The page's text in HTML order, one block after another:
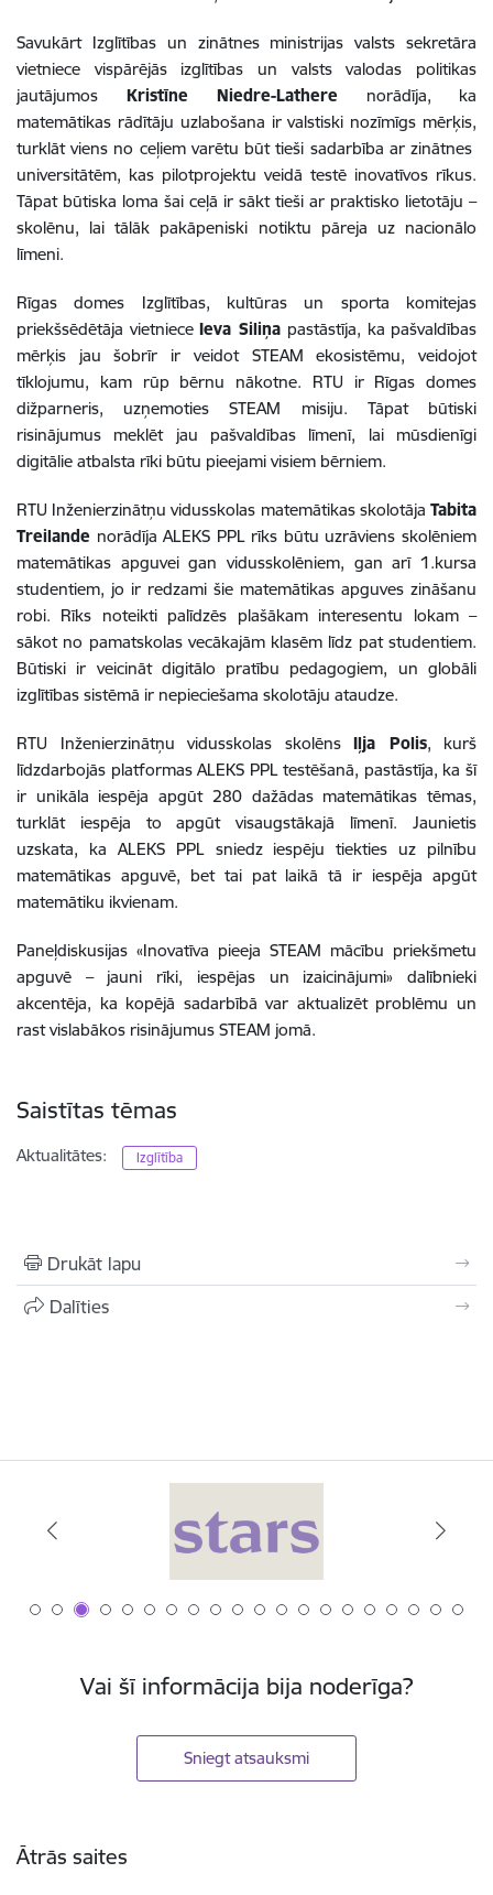
Savukārt Izglītības un zinātnes ministrijas valsts sekretāra
vietniece vispārējās izglītības un valsts valodas politikas
jautājumos Kristīne Niedre-Lathere norādīja, ka
matemātikas rādītāju uzlabošana ir valstiski nozīmīgs mērķis,
turklāt viens no ceļiem varētu būt tieši sadarbība ar zinātnes
universitātēm, kas pilotprojektu veidā testē inovatīvos rīkus.
Tāpat būtiska loma šai ceļā ir sākt tieši ar praktisko lietotāju –
skolēnu, lai tālāk pakāpeniski notiktu pāreja uz nacionālo
līmeni.
Rīgas domes Izglītības, kultūras un sporta komitejas
priekšsēdētāja vietniece Ieva Siliņa pastāstīja, ka pašvaldības
mērķis jau šobrīr ir veidot STEAM ekosistēmu, veidojot
tīklojumu, kam rūp bērnu nākotne. RTU ir Rīgas domes
dižparneris, uzņemoties STEAM misiju. Tāpat būtiski
risinājumus meklēt jau pašvaldības līmenī, lai mūsdienīgi
digitālie atbalsta rīki būtu pieejami visiem bērniem.
RTU Inženierzinātņu vidusskolas matemātikas skolotāja Tabita
Treilande norādīja ALEKS PPL rīks būtu uzrāviens skolēniem
matemātikas apguvei gan vidusskolēniem, gan arī 1.kursa
studentiem, jo ir redzami šie matemātikas apguves zināšanu
robi. Rīks noteikti palīdzēs plašākam interesentu lokam –
sākot no pamatskolas vecākajām klasēm līdz pat studentiem.
Būtiski ir veicināt digitālo pratību pedagogiem, un globāli
izglītības sistēmā ir nepieciešama skolotāju ataudze.
RTU Inženierzinātņu vidusskolas skolēns Iļja Polis, kurš
līdzdarbojās platformas ALEKS PPL testēšanā, pastāstīja, ka šī
ir unikāla iespēja apgūt 280 dažādas matemātikas tēmas,
turklāt iespēja to apgūt visaugstākajā līmenī. Jaunietis
uzskata, ka ALEKS PPL sniedz iespēju tiekties uz pilnību
matemātikas apguvē, bet tai pat laikā tā ir iespēja apgūt
matemātiku ikvienam.
Paneļdiskusijas «Inovatīva pieeja STEAM mācību priekšmetu
apguvē – jauni rīki, iespējas un izaicinājumi» dalībnieki
akcentēja, ka kopējā sadarbībā var aktualizēt problēmu un
rast vislabākos risinājumus STEAM jomā.
Saistītas tēmas
Aktualitātes: Izglītība
Drukāt lapu
Dalīties
Vai šī informācija bija noderīga?
Sniegt atsauksmi
Ātrās saites